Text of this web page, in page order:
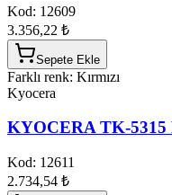
Kod: 12609
3.356,22 ₺
Sepete Ekle
Farklı renk: Kırmızı
Kyocera
KYOCERA TK-5315
Kod: 12611
2.734,54 ₺